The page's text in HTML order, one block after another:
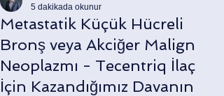
Metastatik Küçük Hücreli
Bronş veya Akciğer Malign
Neoplazmı - Tecentriq İlaç
İçin Kazandığımız Davanın
5 dakikada okunur